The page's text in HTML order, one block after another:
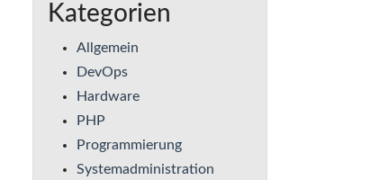
Kategorien
Allgemein
DevOps
Hardware
PHP
Programmierung
Systemadministration